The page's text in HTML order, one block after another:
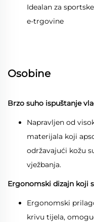
Idealan za
e-trgovine
Osobine
Brzo suho ispuštanje
Napravljen od
materijala koji
održavajući kožu
vježbanja.
Ergonomski dizajn koji
Ergonomski
krivu tijela,